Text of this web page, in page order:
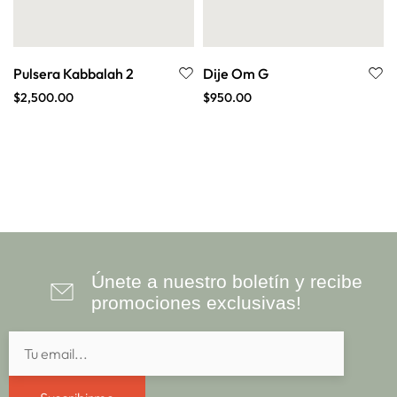
Pulsera Kabbalah 2
$2,500.00
Dije Om G
$950.00
Únete a nuestro boletín y recibe
promociones exclusivas!